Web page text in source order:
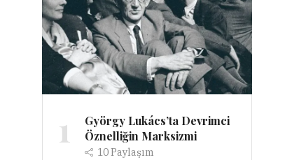
1
György Lukács’ta Devrimci
Öznelliğin Marksizmi
10Paylaşım